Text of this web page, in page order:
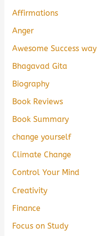
Affirmations
Anger
Awesome Success way
Bhagavad Gita
Biography
Book Reviews
Book Summary
change yourself
Climate Change
Control Your Mind
Creativity
Finance
Focus on Study